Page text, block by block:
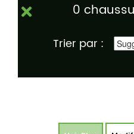
0
Trier par :